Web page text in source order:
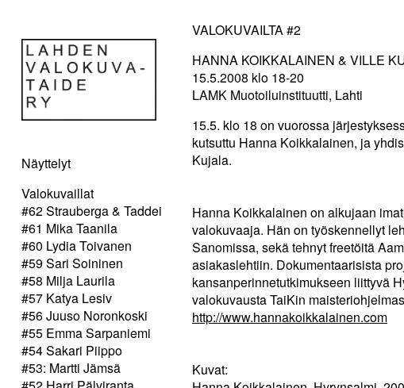
Näyttelyt
Valokuvaillat
#62 Strauberga & Taddei
#61 Mika Taanila
#60 Lydia Toivanen
#59 Sari Soininen
#58 Milja Laurila
#57 Katya Lesiv
#56 Juuso Noronkoski
#55 Emma Sarpaniemi
#54 Sakari Piippo
#53: Martti Jämsä
VALOKUVAILTA #2
HANNA KOIKKALAINEN & VILLE
15.5.2008 klo 18-20
LAMK Muotoiluinstituutti, Lahti
15.5. klo 18 on vuorossa
kutsuttu Hanna Koikkalainen, ja
Kujala.
Hanna Koikkalainen on alkujaan
valokuvaaja. Hän on työskennellyt
Sanomissa, sekä tehnyt freetöitä
asiakaslehtiin. Dokumentaarisista
kansanperinnetutkimukseen liittyvä
valokuvausta TaiKin
http://www.hannakoikkalainen.com
Kuvat: